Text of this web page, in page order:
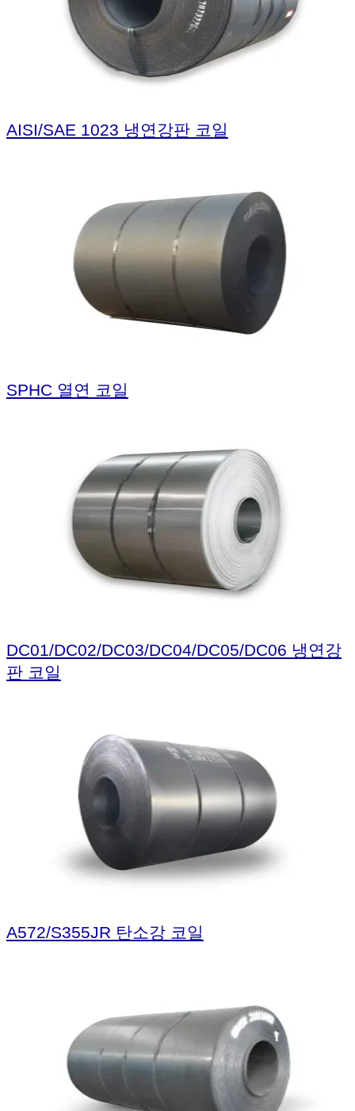
AISI/SAE 1023 냉연강판 코일
SPHC 열연 코일
DC01/DC02/DC03/DC04/DC05/DC06 냉연강
판 코일
A572/S355JR 탄소강 코일